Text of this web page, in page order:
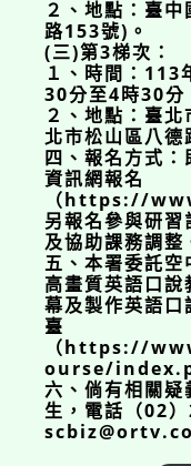
２、地點：臺
路153號)。
(三)第3梯次：
１、時間：113
30分至4時30分
２、地點：臺
北市松山區八德
四、報名方式
資訊網報名
（https://
另報名參與研
及協助課務調整
五、本署委託
高畫質英語口
幕及製作英語口
臺
（https://
ourse/
六、倘有相關
生，電話（02